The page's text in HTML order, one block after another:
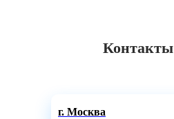
Контакты
г. Москва